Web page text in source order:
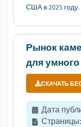
США в 2025
1,11 триллиона
Рынок
для
СКАЧАТЬ
Дата
Страницы: